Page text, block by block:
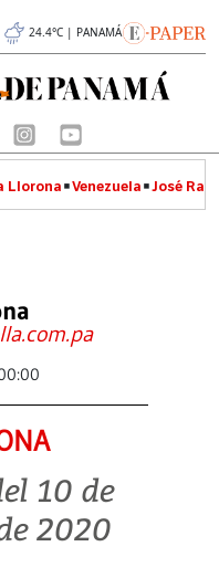
24.4°C | PANAMÁ
Llorona Venezuela José
10 de
2020